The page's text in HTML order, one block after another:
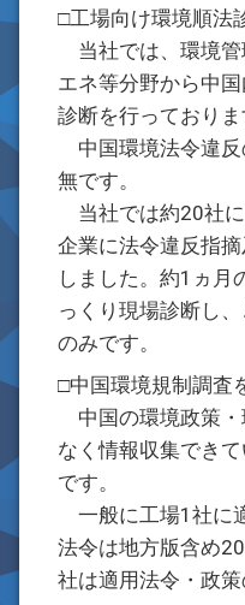
□工場向け環境順法
当社では、環境管
エネ等分野から中
診断を行っておりま
中国環境法令違反
無です。
当社では約20社
企業に法令違反指
しました。約1ヵ月
っくり現場診断し
のみです。
□中国環境規制調査
中国の環境政策・
なく情報収集でき
です。
一般に工場1社に
法令は地方版含め
社は適用法令・政策